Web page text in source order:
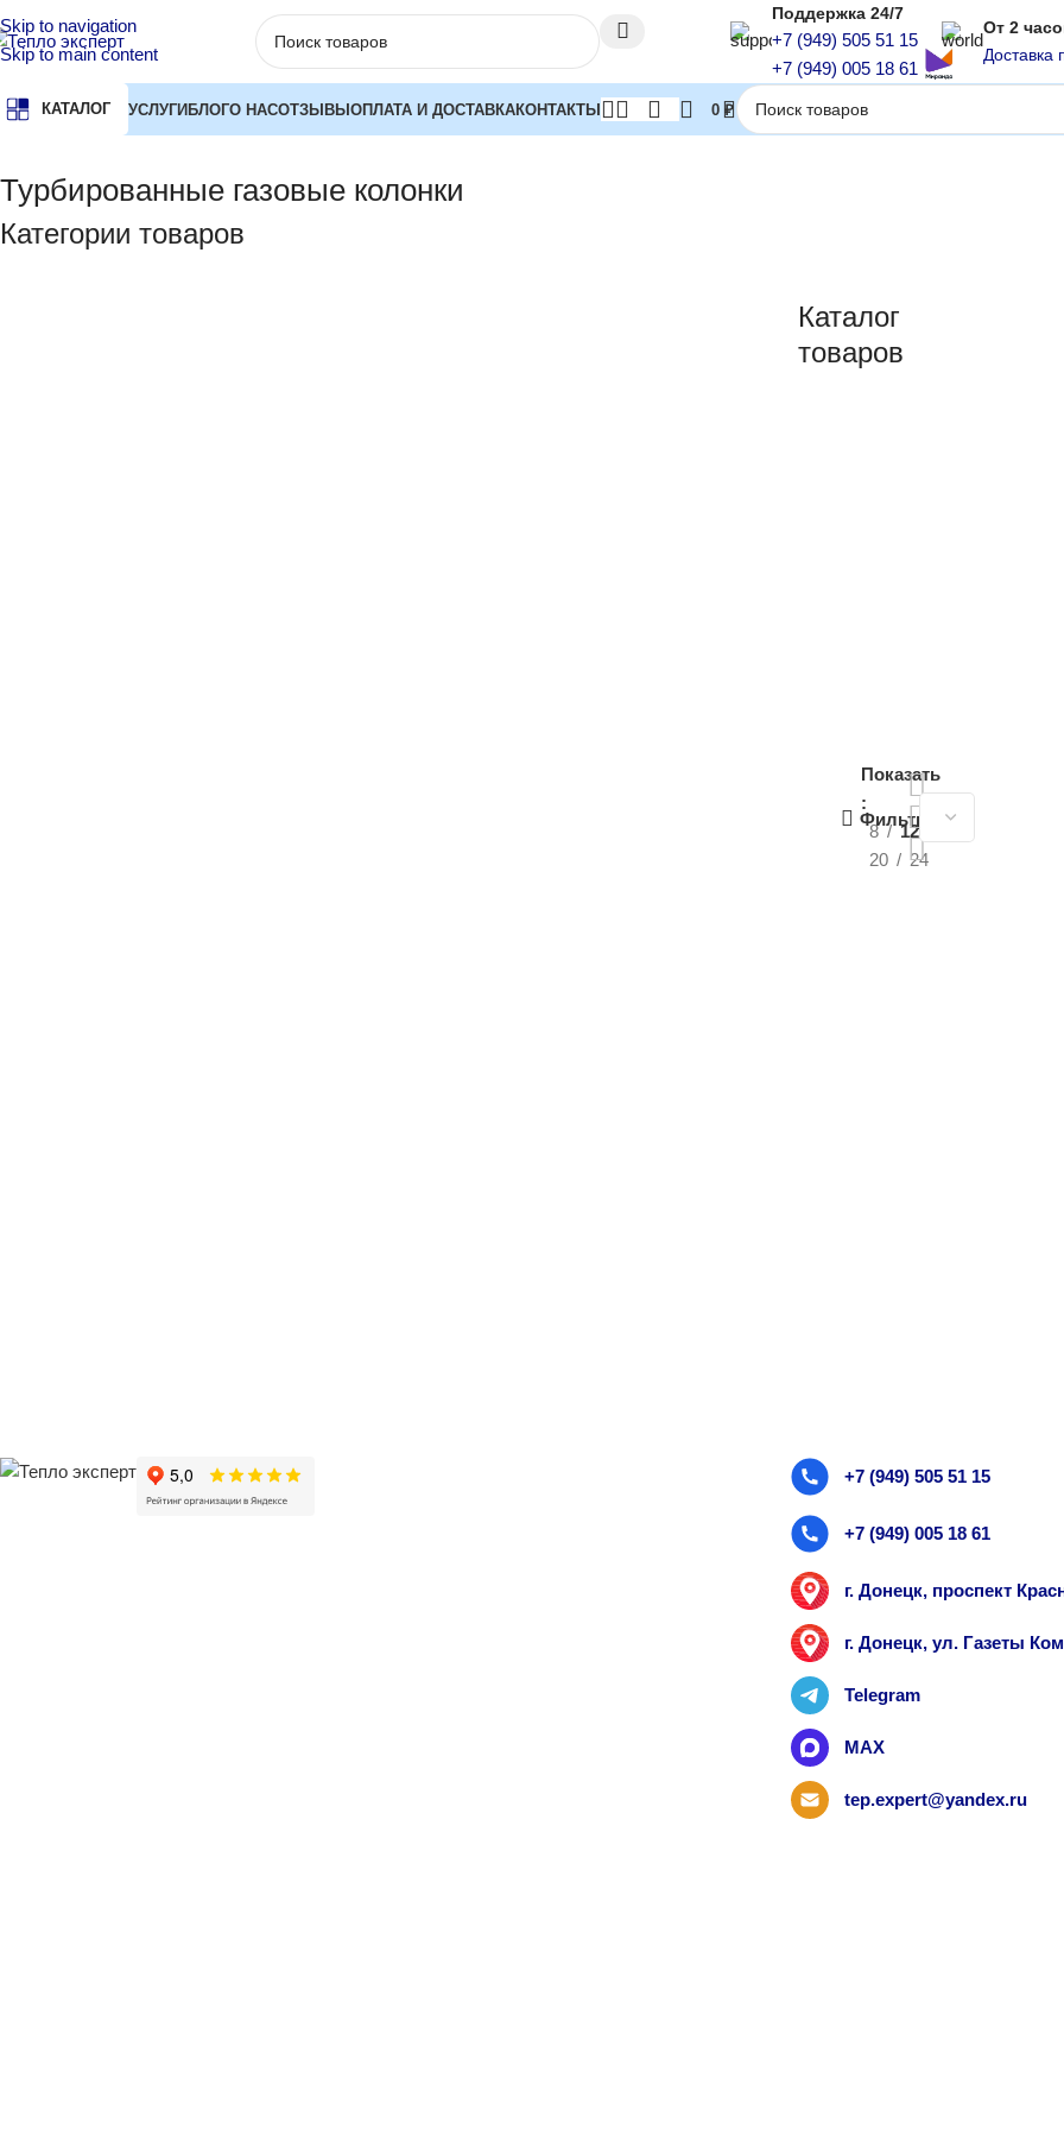
Skip to navigation
Skip to main content
Поддержка 24/7
+7 (949) 505 51 15
+7 (949) 005 18 61
От 2
Доставка
КАТАЛОГ УСЛУГИБЛОГО НАСОТЗЫВЫОПЛАТА И ДОСТАВКАКОНТАКТЫ 0 ₽
Главная Турбированные газовые колонки
Турбированные газовые колонки
Категории товаров
Каталог
товаров
Фильтры
Показать
8
12
20
24
+7 (949) 505 51 15
+7 (949) 005 18 61
г. Донецк, проспект
г. Донецк, ул. Газеты
Telegram
MAX
tep.expert@yandex.ru